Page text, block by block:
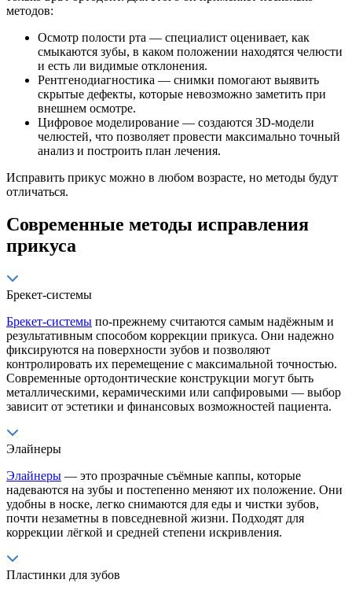
методов:
Осмотр полости рта — специалист оценивает, как
смыкаются зубы, в каком положении находятся челюсти
и есть ли видимые отклонения.
Рентгенодиагностика — снимки помогают выявить
скрытые дефекты, которые невозможно заметить при
внешнем осмотре.
Цифровое моделирование — создаются 3D-модели
челюстей, что позволяет провести максимально точный
анализ и построить план лечения.
Исправить прикус можно в любом возрасте, но методы будут
отличаться.
Современные методы исправления
прикуса
Брекет-системы
Брекет-системы по-прежнему считаются самым надёжным и
результативным способом коррекции прикуса. Они надежно
фиксируются на поверхности зубов и позволяют
контролировать их перемещение с максимальной точностью.
Современные ортодонтические конструкции могут быть
металлическими, керамическими или сапфировыми — выбор
зависит от эстетики и финансовых возможностей пациента.
Элайнеры
Элайнеры — это прозрачные съёмные каппы, которые
надеваются на зубы и постепенно меняют их положение. Они
удобны в носке, легко снимаются для еды и чистки зубов,
почти незаметны в повседневной жизни. Подходят для
коррекции лёгкой и средней степени искривления.
Пластинки для зубов